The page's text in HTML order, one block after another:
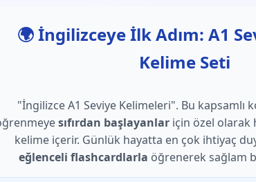
🌍 İngilizceye İlk Adım: A1
Kelime Seti
"İngilizce A1 Seviye Kelimeleri". Bu kapsamlı
sıfırdan başlayanlar için özel olarak
kelime içerir. Günlük hayatta en çok ihtiyaç
eğlenceli flashcardlarla öğrenerek sağlam